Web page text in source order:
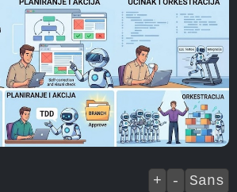
+ - Sans